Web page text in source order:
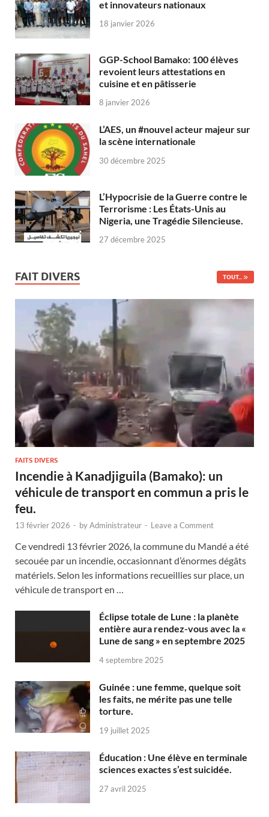
et innovateurs nationaux
18 janvier 2026
GGP-School Bamako: 100 élèves
revoient leurs attestations en
cuisine et en pâtisserie
8 janvier 2026
L’AES, un #nouvel acteur majeur sur
la scène internationale
30 décembre 2025
L’Hypocrisie de la Guerre contre le
Terrorisme : Les États-Unis au
Nigeria, une Tragédie Silencieuse.
27 décembre 2025
FAIT DIVERS TOUT...
FAITS DIVERS
Incendie à Kanadjiguila (Bamako): un
véhicule de transport en commun a pris le
feu.
13 février 2026 - byAdministrateur - Leave a Comment
Ce vendredi 13 février 2026, la commune du Mandé a été
secouée par un incendie, occasionnant d’énormes dégâts
matériels. Selon les informations recueillies sur place, un
véhicule de transport en …
Éclipse totale de Lune : la planète
entière aura rendez-vous avec la «
Lune de sang » en septembre 2025
4 septembre 2025
Guinée : une femme, quelque soit
les faits, ne mérite pas une telle
torture.
19 juillet 2025
Éducation : Une élève en terminale
sciences exactes s’est suicidée.
27 avril 2025